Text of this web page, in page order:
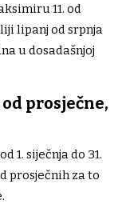
11. od
lipanj od srpnja
u dosadašnjoj
prosječne,
1. siječnja do 31.
prosječnih za to